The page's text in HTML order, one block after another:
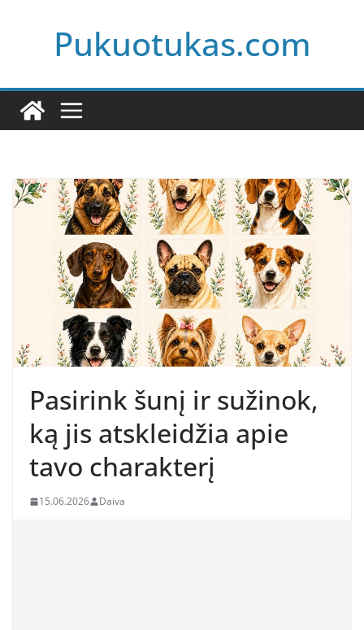
Pukuotukas.com
Pasirink šunį ir sužinok,
ką jis atskleidžia apie
tavo charakterį
15.06.2026 Daiva